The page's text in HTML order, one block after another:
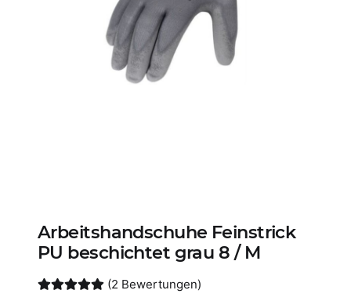
Arbeitshandschuhe Feinstrick
PU beschichtet grau 8 / M
(2 Bewertungen)